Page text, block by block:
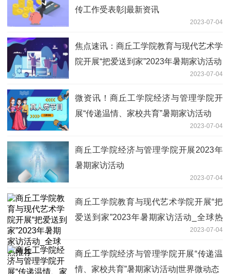
传工作受表彰|最新资讯
2023-07-04
焦点速讯：商丘工学院教育与现代艺术学
院开展“把爱送到家”2023年暑期家访活动
2023-07-04
微资讯！商丘工学院经济与管理学院开
展“传递温情、家校共育”暑期家访活动
2023-07-04
商丘工学院经济与管理学院开展2023年
暑期家访活动
2023-07-04
商丘工学院教育与现代艺术学院开展“把
爱送到家”2023年暑期家访活动_全球热
2023-07-04
商丘工学院经济与管理学院开展“传递温
情、家校共育”暑期家访活动|世界微动态